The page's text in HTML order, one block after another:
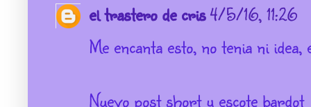
el trastero de cris4/5/16, 11:26
Me encanta esto, no tenia ni idea,
Nuevo post short y escote bardot